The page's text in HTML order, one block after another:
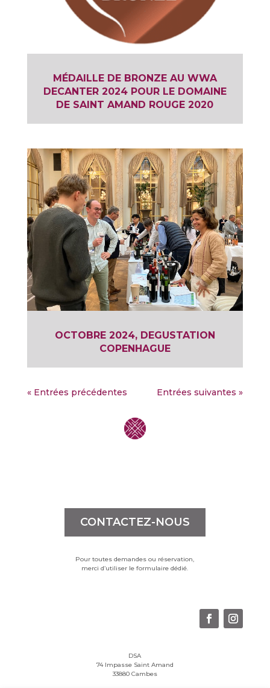
MÉDAILLE DE BRONZE AU WWA
DECANTER 2024 POUR LE DOMAINE
DE SAINT AMAND ROUGE 2020
OCTOBRE 2024, DEGUSTATION
COPENHAGUE
« Entrées précédentes Entrées suivantes »
CONTACTEZ-NOUS
Pour toutes demandes ou réservation,
merci d’utiliser le formulaire dédié.
DSA
74 Impasse Saint Amand
33880 Cambes